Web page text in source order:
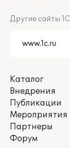
Другие сайты 1С
Каталог
Внедрения
Публикации
Мероприятия
Партнеры
Форум